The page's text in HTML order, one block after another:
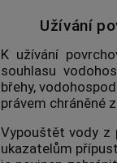
Užívání
K užívání
souhlasu
břehy,
právem chráněné
Vypouštět vody z
ukazatelům